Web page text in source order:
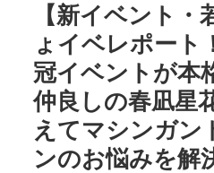
【新イベント・
ょイベレポート
冠イベントが本
仲良しの春凪星
えてマシンガン
ンのお悩みを解